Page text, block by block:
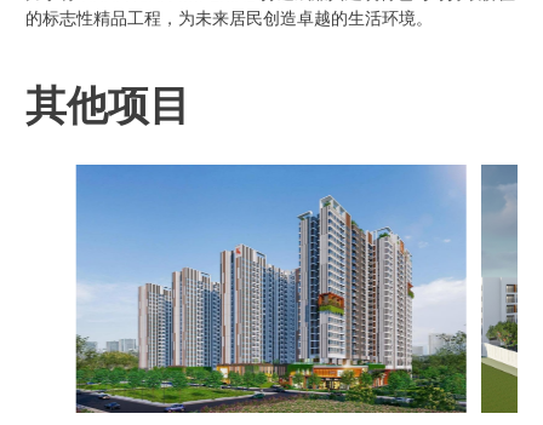
的标志性精品工程，为未来居民创造卓越的生活环境。
其他项目